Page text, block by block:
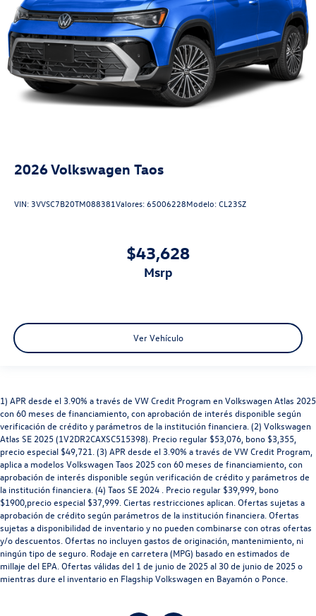
2026Volkswagen Taos
VIN: 3VVSC7B20TM088381Valores:65006228Modelo:CL23SZ
$43,628
msrp
Ver Vehículo
1) APR desde el 3.90% a través de VW Credit Program en Volkswagen Atlas 2025
con 60 meses de financiamiento, con aprobación de interés disponible según
verificación de crédito y parámetros de la institución financiera. (2) Volkswagen
Atlas SE 2025 (1V2DR2CAXSC515398). Precio regular $53,076, bono $3,355,
precio especial $49,721. (3) APR desde el 3.90% a través de VW Credit Program,
aplica a modelos Volkswagen Taos 2025 con 60 meses de financiamiento, con
aprobación de interés disponible según verificación de crédito y parámetros de
la institución financiera. (4) Taos SE 2024 . Precio regular $39,999, bono
$1900,precio especial $37,999. Ciertas restricciones aplican. Ofertas sujetas a
aprobación de crédito según parámetros de la institución financiera. Ofertas
sujetas a disponibilidad de inventario y no pueden combinarse con otras ofertas
y/o descuentos. Ofertas no incluyen gastos de originación, mantenimiento, ni
ningún tipo de seguro. Rodaje en carretera (MPG) basado en estimados de
millaje del EPA. Ofertas válidas del 1 de junio de 2025 al 30 de junio de 2025 o
mientras dure el inventario en Flagship Volkswagen en Bayamón o Ponce.